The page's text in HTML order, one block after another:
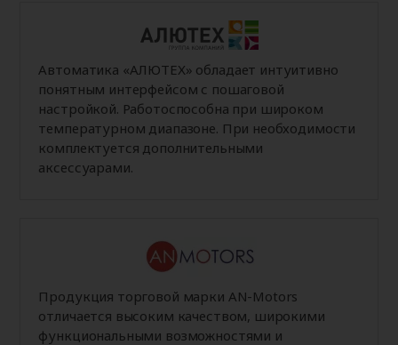
Автоматика «АЛЮТЕХ» обладает интуитивно
понятным интерфейсом с пошаговой
настройкой. Работоспособна при широком
температурном диапазоне. При необходимости
комплектуется дополнительными
аксессуарами.
Продукция торговой марки AN-Motors
отличается высоким качеством, широкими
функциональными возможностями и